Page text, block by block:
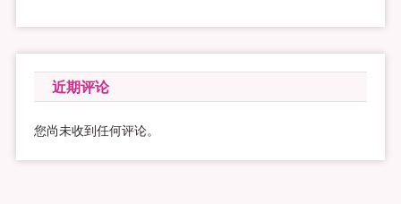
近期评论
您尚未收到任何评论。